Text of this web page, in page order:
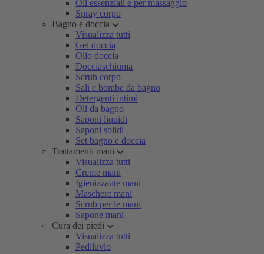
Oli essenziali e per massaggio
Spray corpo
Bagno e doccia
Visualizza tutti
Gel doccia
Olio doccia
Docciaschiuma
Scrub corpo
Sali e bombe da bagno
Detergenti intimi
Oli da bagno
Saponi liquidi
Saponi solidi
Set bagno e doccia
Trattamenti mani
Visualizza tutti
Creme mani
Igienizzante mani
Maschere mani
Scrub per le mani
Sapone mani
Cura dei piedi
Visualizza tutti
Pediluvio